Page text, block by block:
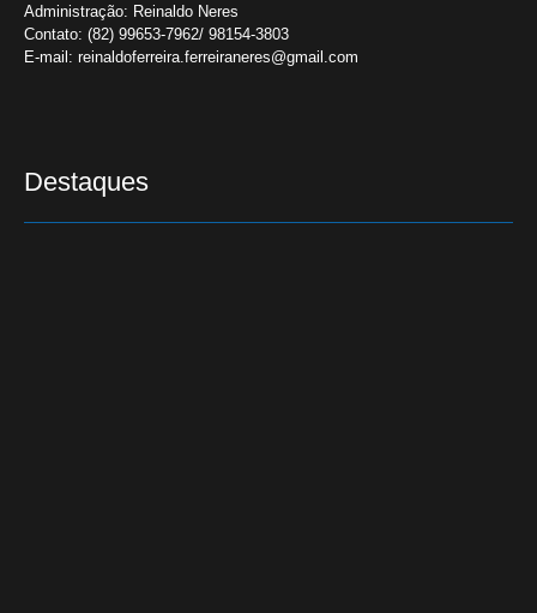
Administração: Reinaldo Neres
Contato: (82) 99653-7962/ 98154-3803
E-mail: reinaldoferreira.ferreiraneres@gmail.com
Destaques